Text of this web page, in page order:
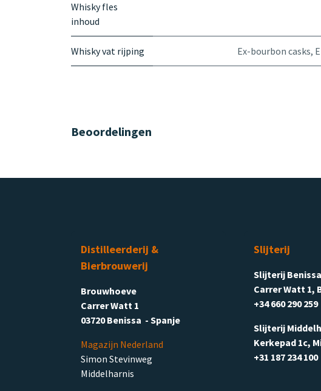
Whisky fles
inhoud
Whisky vat rijping Ex-bourbon casks,
Beoordelingen
Distilleerderij &
Bierbrouwerij
Brouwhoeve
Carrer Watt 1
03720 Benissa - Spanje
Magazijn Nederland
Simon Stevinweg
Middelharnis
Slijterij
Slijterij
Carrer Watt 1,
+34 660 290 259
Slijterij
Kerkepad 1c,
+31 187 234 100